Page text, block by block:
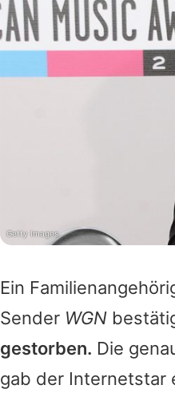
Ein
Sender WGN
gestorben. Die
gab der Internetstar
Getty Images